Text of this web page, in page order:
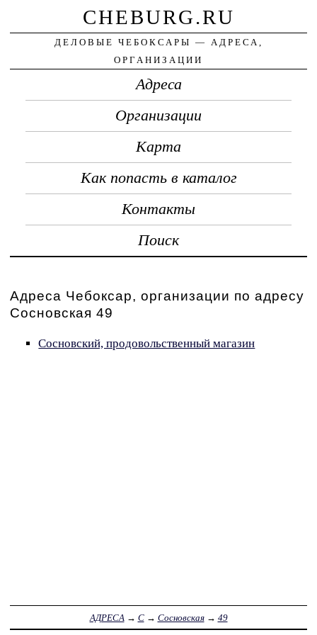
CHEBURG.RU
ДЕЛОВЫЕ ЧЕБОКСАРЫ — АДРЕСА,
ОРГАНИЗАЦИИ
Адреса
Организации
Карта
Как попасть в каталог
Контакты
Поиск
Адреса Чебоксар, организации по адресу
Сосновская 49
Сосновский, продовольственный магазин
АДРЕСА → С→ Сосновская→ 49